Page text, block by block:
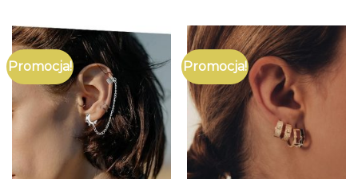
Promocja! Promocja!